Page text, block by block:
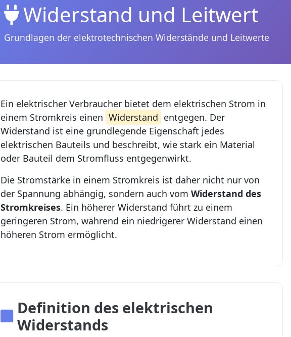
Widerstand und Leitwert
Grundlagen der elektrotechnischen Widerstände und Leitwerte
Ein elektrischer Verbraucher bietet dem elektrischen Strom in
einem Stromkreis einen Widerstand entgegen. Der
Widerstand ist eine grundlegende Eigenschaft jedes
elektrischen Bauteils und beschreibt, wie stark ein Material
oder Bauteil dem Stromfluss entgegenwirkt.
Die Stromstärke in einem Stromkreis ist daher nicht nur von
der Spannung abhängig, sondern auch vom Widerstand des
Stromkreises. Ein höherer Widerstand führt zu einem
geringeren Strom, während ein niedrigerer Widerstand einen
höheren Strom ermöglicht.
Definition des elektrischen
Widerstands